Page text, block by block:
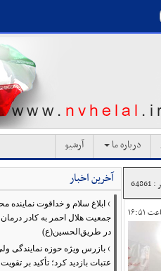
درباره ما آرشیو
آخرین اخبار
› ابلاغ سلام و خداقوت نماینده
جمعیت هلال احمر به کادر
در طریق‌الحسین(ع)
› بازرس ویژه حوزه نمایندگی
عتبات بازدید کرد؛ تأکید بر